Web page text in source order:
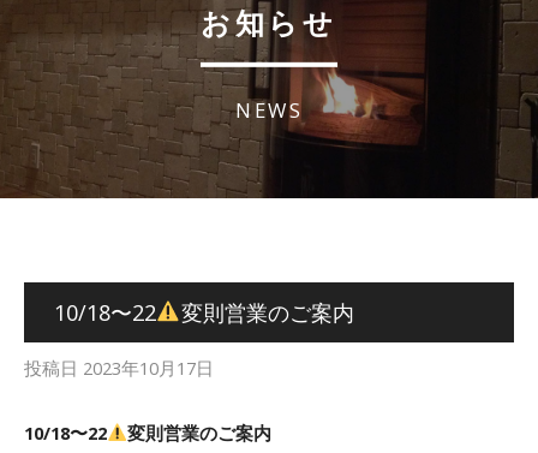
お知らせ
NEWS
10/18〜22 変則営業のご案内
投稿日 2023年10月17日
10/18〜22 変則営業のご案内